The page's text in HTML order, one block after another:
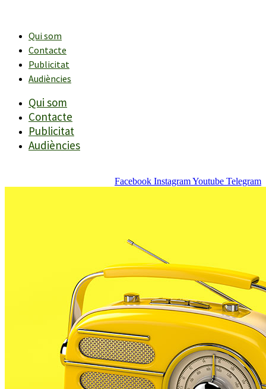
contingutQui som
Contacte
Publicitat
Audiències
Qui som
Contacte
Publicitat
Audiències
Facebook InstagramYoutube Telegram